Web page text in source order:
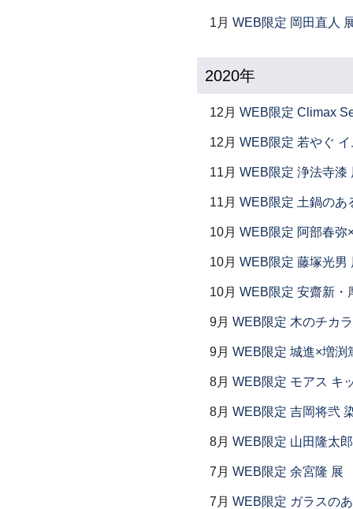
1月 WEB限定 岡田直人
2020年
12月 WEB限定 Climax
12月 WEB限定 若やぐ
11月 WEB限定 浄法寺漆
11月 WEB限定 土鍋のあ
10月 WEB限定 阿部春弥
10月 WEB限定 藤塚光男
10月 WEB限定 安齋新・
9月 WEB限定 木のチカ
9月 WEB限定 城進×増渕
8月 WEB限定 モアス キ
8月 WEB限定 吉岡将弐
8月 WEB限定 山田隆太
7月 WEB限定 余宮隆 展
7月 WEB限定 ガラスの